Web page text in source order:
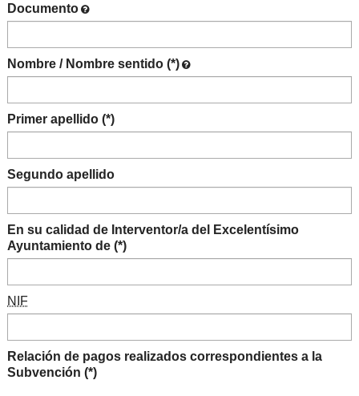
Documento
Nombre / Nombre sentido (*)
Primer apellido (*)
Segundo apellido
En su calidad de Interventor/a del Excelentísimo
Ayuntamiento de (*)
NIF
Relación de pagos realizados correspondientes a la
Subvención (*)